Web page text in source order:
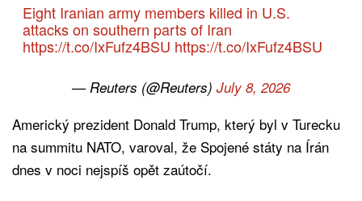
Eight Iranian army members killed in U.S.
attacks on southern parts of Iran
https://t.co/IxFufz4BSU https://t.co/IxFufz4BSU
— Reuters (@Reuters) July 8, 2026
Americký prezident Donald Trump, který byl v Turecku
na summitu NATO, varoval, že Spojené státy na Írán
dnes v noci nejspíš opět zaútočí.